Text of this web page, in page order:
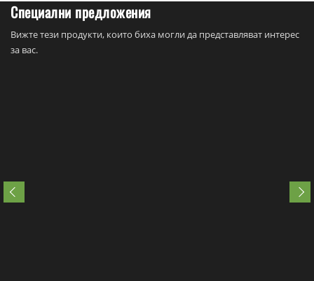
Специални предложения
Вижте тези продукти, които биха могли да представляват интерес
за вас.